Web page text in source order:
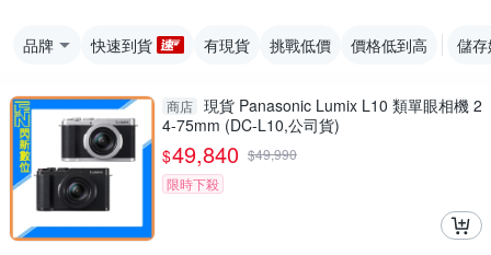
品牌 快速到貨 有現貨 挑戰低價 價格低到高 儲
商店 現貨 Panasonic Lumix L10 類單眼相機 2
4-75mm (DC-L10,公司貨)
$49,840 $49,990
限時下殺